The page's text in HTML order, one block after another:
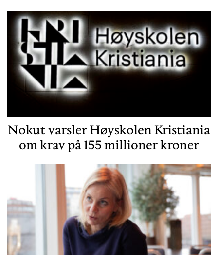
Nokut varsler Høyskolen Kristiania
om krav på 155 millioner kroner